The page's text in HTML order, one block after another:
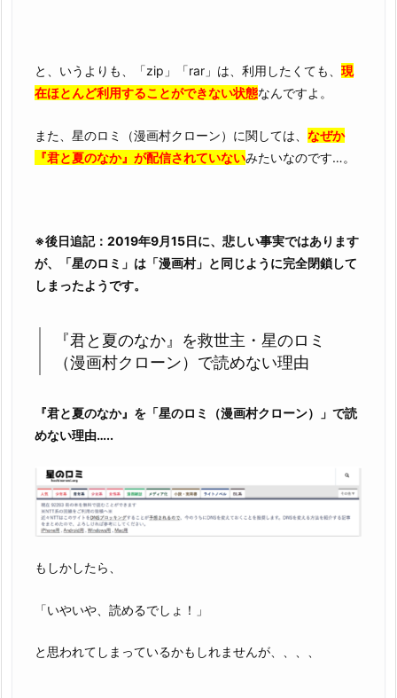
と、いうよりも、「zip」「rar」は、利用したくても、 現
在ほとんど利用することができない状態なんですよ。
また、星のロミ（漫画村クローン）に関しては、 なぜか
『君と夏のなか』が配信されていないみたいなのです…。
※後日追記：2019年9月15日に、悲しい事実ではあります
が、「星のロミ」は「漫画村」と同じように完全閉鎖して
しまったようです。
『君と夏のなか』を救世主・星のロミ
（漫画村クローン）で読めない理由
『君と夏のなか』を「星のロミ（漫画村クローン）」で読
めない理由…..
もしかしたら、
「いやいや、読めるでしょ！」
と思われてしまっているかもしれませんが、、、、